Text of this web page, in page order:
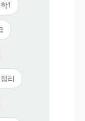
1
리